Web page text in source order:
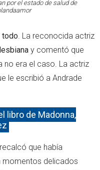
por el estado de salud de
todo. La reconocida actriz
y comentó que
no era el caso. La actriz
le escribió a Andrade
libro de Madonna,
que había
momentos delicados